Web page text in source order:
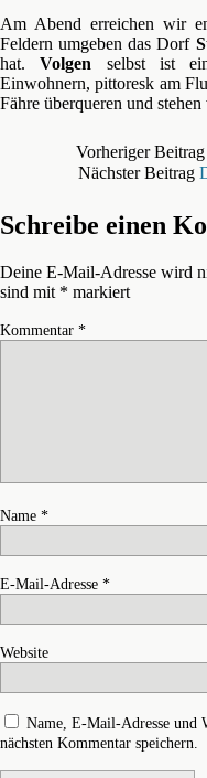
Am Abend erreichen wir
Feldern umgeben das Dorf
hat.Volgen selbst ist
Einwohnern, pittoresk am
Fähre überqueren und
Vorheriger Beitrag
Nächster Beitrag
Schreibe einen
Deine E-Mail-Adresse wird
sind mit * markiert
Kommentar *
Name *
E-Mail-Adresse *
Website
Name, E-Mail-Adresse und
nächsten Kommentar speichern.